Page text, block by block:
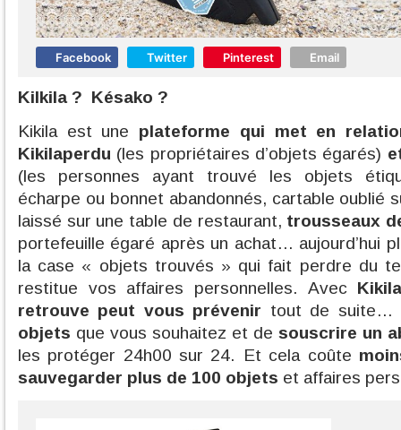
Facebook Twitter Pinterest Email
Kilkila ? Késako ?
Kikila est une plateforme qui met en
Kikilaperdu (les propriétaires d’objets égarés)
(les personnes ayant trouvé les objets
écharpe ou bonnet abandonnés, cartable oublié
laissé sur une table de restaurant, trousseaux
portefeuille égaré après un achat… aujourd’hui
la case « objets trouvés » qui fait perdre du
restitue vos affaires personnelles. Avec
retrouve peut vous prévenir tout de
objets que vous souhaitez et de souscrire un
les protéger 24h00 sur 24. Et cela coûte
sauvegarder plus de 100 objets et affaires